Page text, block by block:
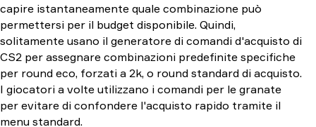
capire istantaneamente quale combinazione può
permettersi per il budget disponibile. Quindi,
solitamente usano il generatore di comandi d'acquisto di
CS2 per assegnare combinazioni predefinite specifiche
per round eco, forzati a 2k, o round standard di acquisto.
I giocatori a volte utilizzano i comandi per le granate
per evitare di confondere l'acquisto rapido tramite il
menu standard.